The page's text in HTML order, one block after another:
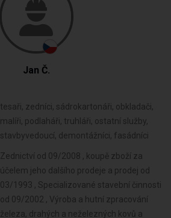
Jan Č.
tesaři, zedníci, sádrokartonáři, obkladači,
malíři, podlaháři, truhláři, ostatní služby,
stavbyvedoucí, demontážníci, fasádníci
Zednictví od 09/2008 , koupě zboží za účelem jeho dalšího prodeje a prodej od 03/1993 , Specializované stavební činnosti od 09/2002 , Výroba a hutní zpracování železa, drahých a neželezných kovů a jejich slitin od 11/2010 , Výroba kovových konstrukcí a kovodělných výrobků od 11/2010 , Umělecko-řemeslné zpracování kovů od 11/2010 , Výroba neelektrických zařízení pro domácnost od 11/2010 , Výroba motorových a přípojných vozidel a karoserií od 11/2010 , Stavba a výroba plavidel od 11/2010 , Výroba jízdních kol, vozíků pro invalidy a jiných nemotorových dopravních prostředků od 11/2010 , Výroba a opravy čalounických výrobků od 11/2010 , Výroba a opravy zdrojů ionizujícího záření od 11/2010 , Povrchové úpravy a svařování kovů a dalších materiálů od 11/2010 , Výroba měřicích, zkušebních, navigačních, optických a fotografických přístrojů a zařízení od 11/2010 , Výroba strojů a zařízení od 11/2010 , Výroba, vývoj, projektování, zkoušky, instalace, údržba, opravy, modifikace a konstrukční změny letadel, motorů letadel, vrtulí, letadlových částí a zařízení a leteckých pozemních zařízení od 11/2010 , Výroba drážních hnacích vozidel a drážních vozidel na dráze tramvajové, trolejbusové a lanové a železničního parku od 11/2010 , Sklenářské práce, rámování a paspartování od 11/2010 , Zprostředkování obchodu a služeb od 11/2010 , Velkoobchod a maloobchod od 11/2010 , Výroba zdravotnických prostředků od 11/2010 , Potrubní a pozemní doprava (vyjma železniční a silniční motorové dopravy) od 11/2010 , Zastavárenská činnost a maloobchod s použitým zbožím od 11/2010 , Údržba motorových vozidel a jejich příslušenství od 11/2010 , Výroba školních a kancelářských potřeb, kromě výrobků z papíru, výroba bižuterie, kartáčnického a konfekčního zboží, deštníků, upomínkových předmětů od 11/2010 , Výroba dalších výrobků zpracovatelského průmyslu od 11/2010 , Zasilatelství a zastupování v celním řízení od 11/2010 , Provozování vodovodů a kanalizací a úprava a rozvod vody od 11/2010 , Nakládání s odpady (vyjma nebezpečných) od 11/2010 , Poskytování software, poradenství v oblasti informačních technologií, zpracování dat, hostingové a související činnosti a webové portály od 11/2010 , Ubytovací služby od 11/2010 , Přípravné a dokončovací stavební práce, specializované stavební činnosti od 11/2010 , Činnost informačních a zpravodajských kanceláří od 11/2010 , Poradenská a konzultační činnost, zpracování odborných studií a posudků od 11/2010 , Projektování pozemkových úprav od 11/2010 , Příprava a vypracování technických návrhů, grafické a kresličské práce od 11/2010 , Reklamní činnost, marketing, mediální zastoupení od 11/2010 , Testování, měření, analýzy a kontroly od 11/2010 , Fotografické služby od 11/2010 , Poskytování služeb pro rodinu a domácnost od 11/2010 , Pronájem a půjčování věcí movitých od 11/2010 , Projektování elektrických zařízení od 11/2010 , Návrhářská, designérská, aranžérská činnost a modeling od 11/2010 , Překladatelská a tlumočnická činnost od 11/2010 , Služby v oblasti administrativní správy a služby organizačně hospodářské povahy od 11/2010 , Provozování kulturních, kulturně-vzdělávacích a zábavních zařízení, pořádání kulturních produkcí, zábav, výstav, veletrhů, přehlídek, prodejních a obdobných akcí od 11/2010 , Poskytování technických služeb od 11/2010 , Výroba, obchod a služby jinde nezařazené od 11/2010 , Poskytování služeb pro zemědělství, zahradnictví, rybníkářství, lesnictví a myslivost od 11/2010 , Provozování tělovýchovných a sportovních zařízení a organizování sportovní činnosti od 11/2010 , Praní pro domácnost, žehlení, opravy a údržba oděvů, bytového textilu a osobního zboží od 11/2010 , Opravy a údržba potřeb pro domácnost, předmětů kulturní povahy, výrobků jemné mechaniky, optických přístrojů a měřidel od 11/2010 , Poskytování služeb osobního charakteru a pro osobní hygienu